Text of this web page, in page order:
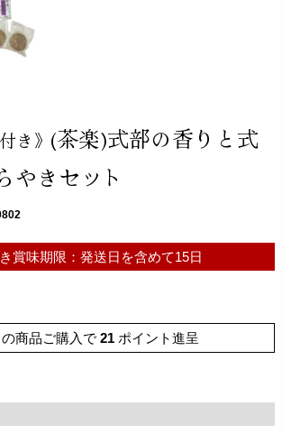
き》 (茶楽)式部の香りと式
やきセット
賞味期限：発送日を含めて15日
商品ご購入で 21 ポイント進呈